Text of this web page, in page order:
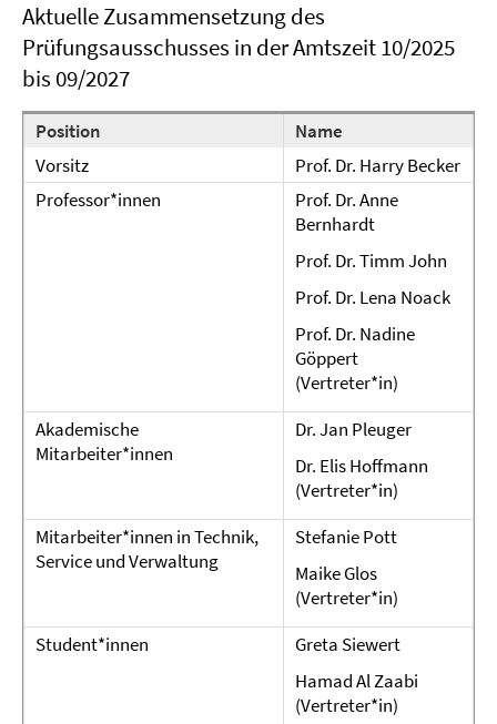
Aktuelle Zusammensetzung des
Prüfungsausschusses in der Amtszeit 10/2025
bis 09/2027
Position
Name
Vorsitz
Prof. Dr. Harry Becker
Professor*innen
Prof. Dr. Anne
Bernhardt
Prof. Dr. Timm John
Prof. Dr. Lena Noack
Prof. Dr. Nadine
Göppert
(Vertreter*in)
Akademische
Mitarbeiter*innen
Dr. Jan Pleuger
Dr. Elis Hoffmann
(Vertreter*in)
Mitarbeiter*innen in Technik,
Service und Verwaltung
Stefanie Pott
Maike Glos
(Vertreter*in)
Student*innen
Greta Siewert
Hamad Al Zaabi
(Vertreter*in)